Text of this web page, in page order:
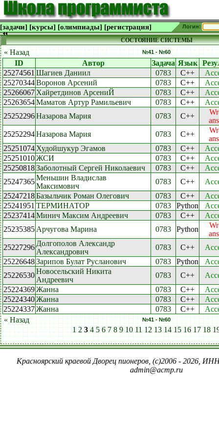
[задачи] [курсы] [олимпиады] [регистрация] Логин:
СОСТОЯНИЕ СИСТЕМЫ
« Назад №41 - №60
ID Автор Задача Язык
25274561 Шагиев Даниил 0783 C++
25270344Воронов Арсений 0783 C++
25266067 Хайретдинов АрсениЙ 0783 C++
25263654Маматов Артур Рамильевич 0783 C++
25252296Назарова Мария 0783 C++
25252294Назарова Мария 0783 C++
25251074 Худойшукур Эгамов 0783 C++
25251010ЖСИ 0783 C++
25250818Заболотный Сергей Николаевич 0783 C++
25247365Меньшин Владислав
Максимович
0783 C++
25247218Базыльчик Роман Олегович 0783 C++
25241951 ТЕРМИНАТОР 0783 Python
25237414Минич Максим Андреевич 0783 C++
25235385 Арчугова Марина 0783 Python
25227296 Долгополов Александр
Александрович
0783 C++
25226648Зарипов Булат Русланович 0783 Python
25226530Новосельский Никита
Андреевич
0783 C++
25224369Жанна 0783 C++
25224340Жанна 0783 C++
25224337Жанна 0783 C++
« Назад
№41 - №60
1 2 3 4 5 6 7 8 9 10 11 12 13 14 15 16 17 18
Красноярский краевой Дворец пионеров, (c)2006 - 2026,
admin@acmp.ru